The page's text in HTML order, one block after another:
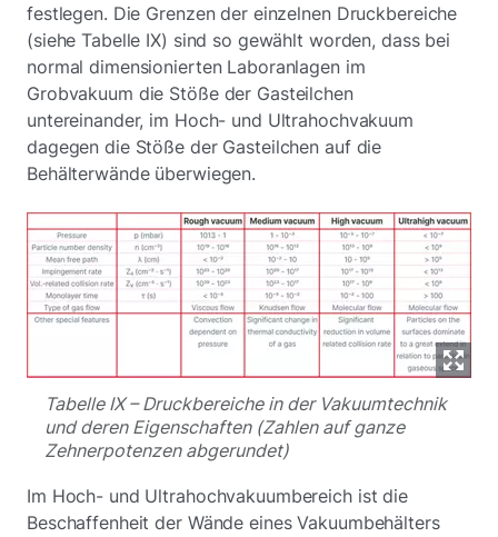
festlegen. Die Grenzen der einzelnen Druckbereiche
(siehe Tabelle IX) sind so gewählt worden, dass bei
normal dimensionierten Laboranlagen im
Grobvakuum die Stöße der Gasteilchen
untereinander, im Hoch- und Ultrahochvakuum
dagegen die Stöße der Gasteilchen auf die
Behälterwände überwiegen.
Tabelle IX – Druckbereiche in der Vakuumtechnik
und deren Eigenschaften (Zahlen auf ganze
Zehnerpotenzen abgerundet)
Im Hoch- und Ultrahochvakuumbereich ist die
Beschaffenheit der Wände eines Vakuumbehälters